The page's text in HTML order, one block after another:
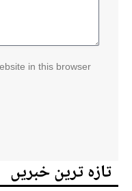
in this browser
تازہ ترین خبریں